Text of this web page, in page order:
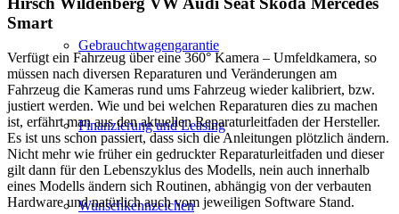
Gebrauchtwagengarantie
Finanzierung und Leasing
Wunschkennzeichen
Verfügt ein Fahrzeug über eine 360° Kamera – Umfeldkamera, so
müssen nach diversen Reparaturen und Veränderungen am
Fahrzeug die Kameras rund ums Fahrzeug wieder kalibriert, bzw.
justiert werden. Wie und bei welchen Reparaturen dies zu machen
ist, erfährt man aus den aktuellen Reparaturleitfaden der Hersteller.
Es ist uns schon passiert, dass sich die Anleitungen plötzlich ändern.
Nicht mehr wie früher ein gedruckter Reparaturleitfaden und dieser
gilt dann für den Lebenszyklus des Modells, nein auch innerhalb
eines Modells ändern sich Routinen, abhängig von der verbauten
Hardware und natürlich auch vom jeweiligen Software Stand.